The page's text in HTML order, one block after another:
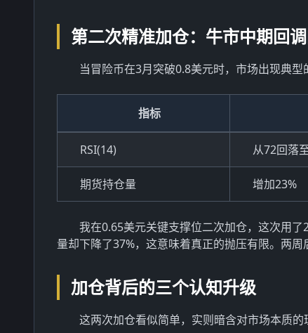
第二次精准加仓：牛市中期回
当冒险币在3月突破0.8美元时，市场出现典型
指标
RSI(14) 从72回落
期货持仓量 增加23%
我在0.65美元关键支撑位二次加仓，这次用
量却下降了37%，这意味着真正的抛压有限。两周
加仓背后的三个认知升级
这两次加仓看似简单，实则暗含对市场本质的